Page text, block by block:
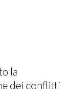
la
dei conflitti